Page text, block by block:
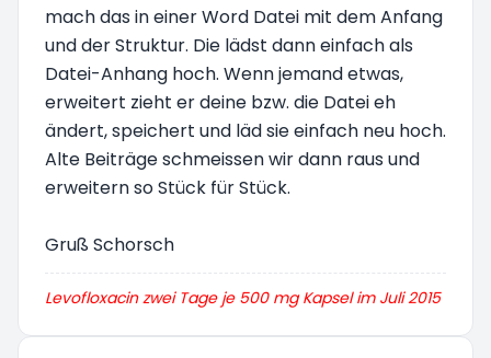
mach das in einer Word Datei mit dem Anfang
und der Struktur. Die lädst dann einfach als
Datei-Anhang hoch. Wenn jemand etwas,
erweitert zieht er deine bzw. die Datei eh
ändert, speichert und läd sie einfach neu hoch.
Alte Beiträge schmeissen wir dann raus und
erweitern so Stück für Stück.
Gruß Schorsch
Levofloxacin zwei Tage je 500 mg Kapsel im Juli 2015